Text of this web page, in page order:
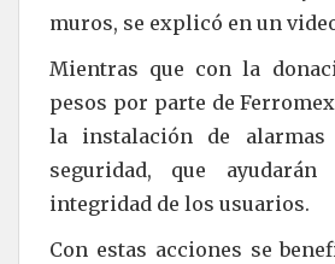
muros, se explicó en un
Mientras que con la
pesos por parte de
la instalación de
seguridad, que
integridad de los usuarios.
Con estas acciones se